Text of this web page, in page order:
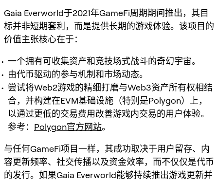
Gaia Everworld于2021年GameFi周期期间推出，其目
标并非短期套利，而是提供长期的游戏体验。该项目的
价值主张核心在于：
一个拥有可收集资产和竞技场式战斗的奇幻宇宙。
由代币驱动的参与机制和市场动态。
尝试将Web2游戏的精细打磨与Web3资产所有权相结
合，并构建在EVM基础设施（特别是Polygon）上，
以通过更低的交易费用改善游戏内交易的用户体验。
参考： Polygon官方网站。
与任何GameFi项目一样，其成功取决于用户留存、内
容更新频率、社交传播以及资金效率，而不仅仅是代币
的发行。如果Gaia Everworld能够持续推出游戏更新并